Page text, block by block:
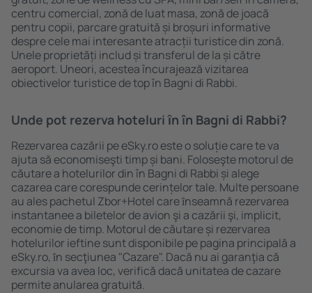
centru comercial, zonă de luat masa, zonă de joacă
pentru copii, parcare gratuită și broșuri informative
despre cele mai interesante atracții turistice din zonă.
Unele proprietăți includ și transferul de la și către
aeroport. Uneori, acestea încurajează vizitarea
obiectivelor turistice de top în Bagni di Rabbi.
Unde pot rezerva hoteluri ȋn în Bagni di Rabbi?
Rezervarea cazării pe eSky.ro este o soluție care te va
ajuta să economiseşti timp și bani. Foloseşte motorul de
căutare a hotelurilor din în Bagni di Rabbi și alege
cazarea care corespunde cerințelor tale. Multe persoane
au ales pachetul Zbor+Hotel care ȋnseamnă rezervarea
instantanee a biletelor de avion şi a cazării şi, implicit,
economie de timp. Motorul de căutare și rezervarea
hotelurilor ieftine sunt disponibile pe pagina principală a
eSky.ro, ȋn secţiunea "Cazare". Dacă nu ai garanţia că
excursia va avea loc, verifică dacă unitatea de cazare
permite anularea gratuită.